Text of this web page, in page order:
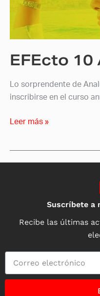
EFEcto 10
Lo sorprendente de
inscribirse en el curso
Leer más »
Suscríbete a
Recibe las últimas